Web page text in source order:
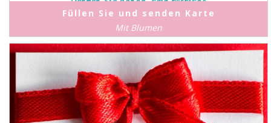
Füllen Sie und senden Karte
Mit Blumen